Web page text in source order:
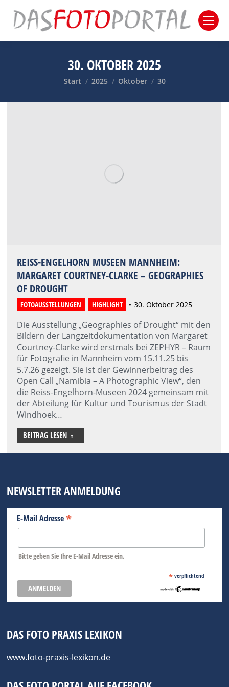
30. OKTOBER 2025
Sie befinden sich hier:
Start 2025 Oktober 30
REISS-ENGELHORN MUSEEN MANNHEIM:
MARGARET COURTNEY-CLARKE – GEOGRAPHIES
OF DROUGHT
FOTOAUSSTELLUNGEN HIGHLIGHT 30. Oktober 2025
Die Ausstellung „Geographies of Drought“ mit den
Bildern der Langzeitdokumentation von Margaret
Courtney-Clarke wird erstmals bei ZEPHYR – Raum
für Fotografie in Mannheim vom 15.11.25 bis
5.7.26 gezeigt. Sie ist der Gewinnerbeitrag des
Open Call „Namibia – A Photographic View“, den
die Reiss-Engelhorn-Museen 2024 gemeinsam mit
der Abteilung für Kultur und Tourismus der Stadt
Windhoek…
BEITRAG LESEN
NEWSLETTER ANMELDUNG
E-Mail Adresse*
Bitte geben Sie Ihre E-Mail Adresse ein.
* verpflichtend
DAS FOTO PRAXIS LEXIKON
www.foto-praxis-lexikon.de